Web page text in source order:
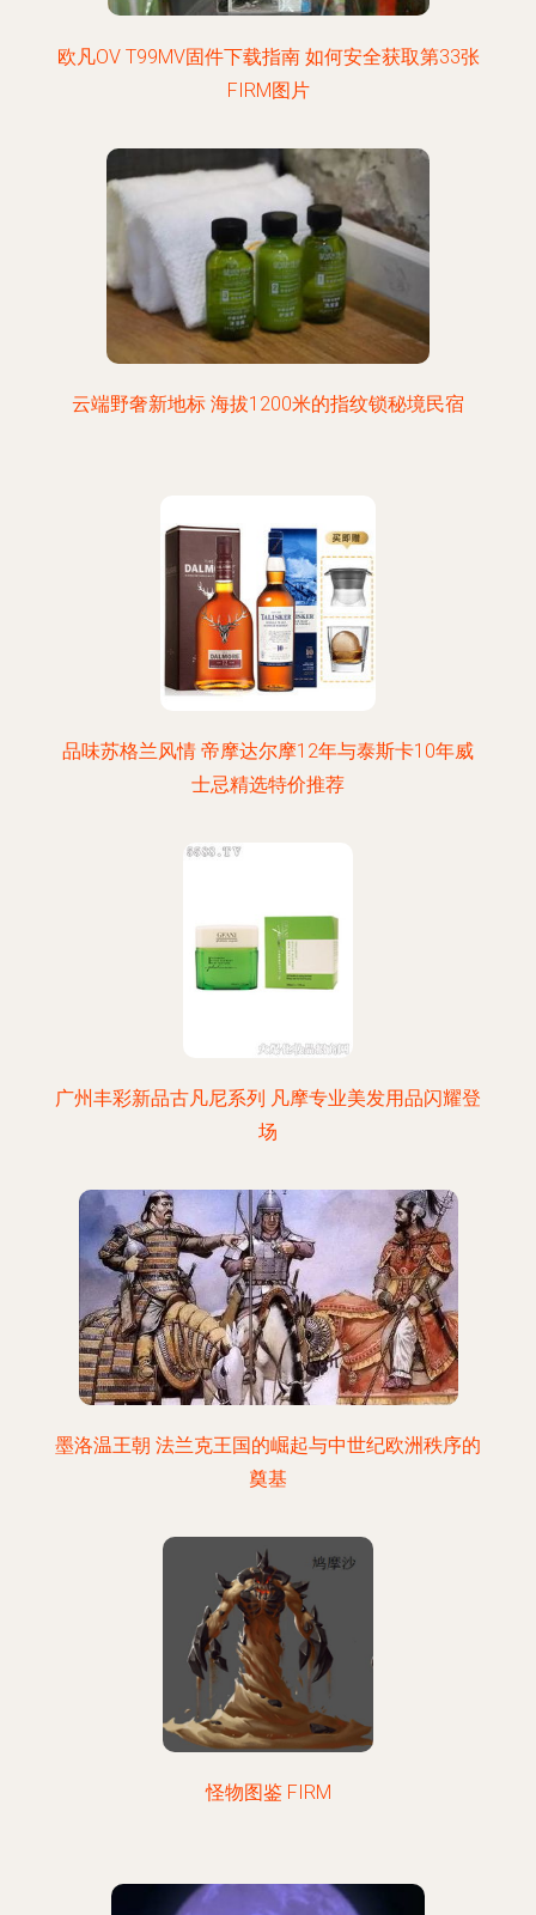
欧凡OV T99MV固件下载指南 如何安全获取第33张
FIRM图片
云端野奢新地标 海拔1200米的指纹锁秘境民宿
品味苏格兰风情 帝摩达尔摩12年与泰斯卡10年威
士忌精选特价推荐
广州丰彩新品古凡尼系列 凡摩专业美发用品闪耀登
场
墨洛温王朝 法兰克王国的崛起与中世纪欧洲秩序的
奠基
怪物图鉴 FIRM